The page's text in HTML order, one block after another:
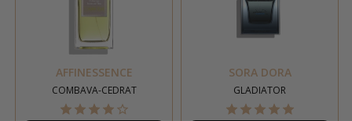
AFFINESSENCE
COMBAVA-CEDRAT
SORA DORA
GLADIATOR